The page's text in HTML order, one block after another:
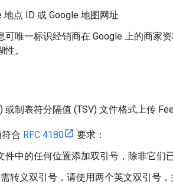
地点 ID 或 Google 地图网址
可唯一标识经销商在 Google 上的商家
。
或制表符分隔值 (TSV) 文件格式上传
合 RFC 4180
要求：
件中的任何位置添加双引号，除非它们已
转义双引号，请使用两个英文双引号